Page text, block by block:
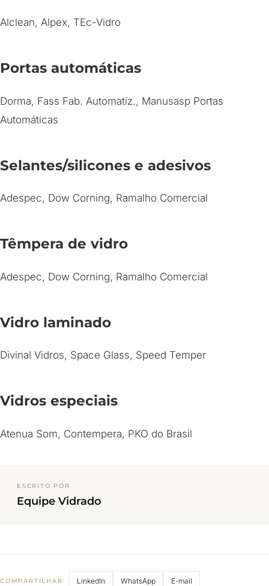
Alclean, Alpex, TEc-Vidro
Portas automáticas
Dorma, Fass Fab. Automatiz., Manusasp Portas
Automáticas
Selantes/silicones e adesivos
Adespec, Dow Corning, Ramalho Comercial
Têmpera de vidro
Adespec, Dow Corning, Ramalho Comercial
Vidro laminado
Divinal Vidros, Space Glass, Speed Temper
Vidros especiais
Atenua Som, Contempera, PKO do Brasil
ESCRITO POR
Equipe Vidrado
COMPARTILHAR LinkedIn WhatsApp E-mail